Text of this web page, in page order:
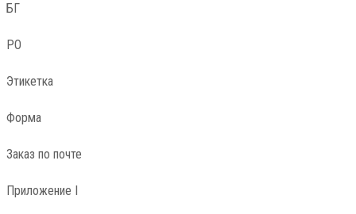
БГ
РО
Этикетка
Форма
Заказ по почте
Приложение I